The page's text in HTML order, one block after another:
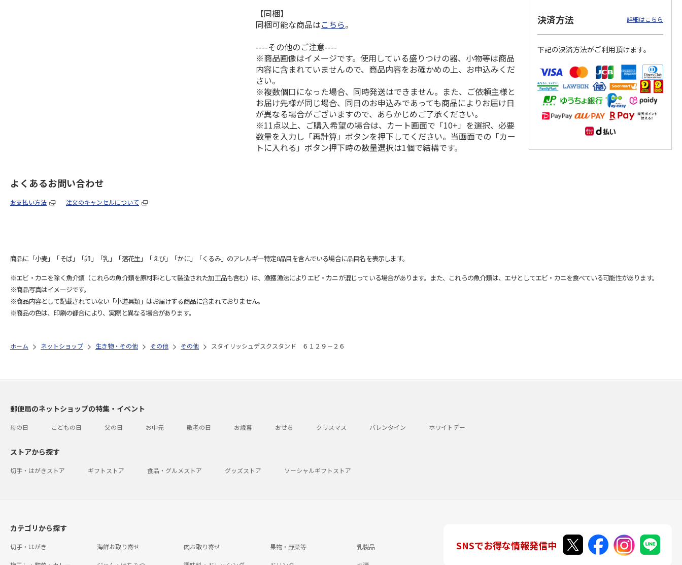
【同梱】
同梱可能な商品はこちら。
----その他のご注意----
※商品画像はイメージです。使用している盛りつけの器、小物等は商品
内容に含まれていませんので、商品内容をお確かめの上、お申込みくだ
さい。
※複数個口になった場合、同時発送はできません。また、ご依頼主様と
お届け先様が同じ場合、同日のお申込みであっても商品によりお届け日
が異なる場合がございますので、あらかじめご了承ください。
※11点以上、ご購入希望の場合は、カート画面で「10+」を選択、必要
数量を入力し「再計算」ボタンを押下してください。当画面での「カー
トに入れる」ボタン押下時の数量選択は1個で結構です。
決済方法 詳細はこちら
下記の決済方法がご利用頂けます。
よくあるお問い合わせ
お支払い方法 注文のキャンセルについて
商品に「小麦」「そば」「卵」「乳」「落花生」「えび」「かに」「くるみ」のアレルギー特定8品目を含んでいる場合に品目名を表示します。
※エビ・カニを除く魚介類（これらの魚介類を原材料として製造された加工品も含む）は、漁獲漁法によりエビ・カニが混じっている場合があります。また、これらの魚介類は、エサとしてエビ・カニを食べている可能性があります。
※商品写真はイメージです。
※商品内容として記載されていない「小道具類」はお届けする商品に含まれておりません。
※商品の色は、印刷の都合により、実際と異なる場合があります。
ホーム ネットショップ 生き物・その他 その他 その他 スタイリッシュデスクスタンド ６１２９－２６
郵便局のネットショップの特集・イベント
母の日 こどもの日 父の日 お中元 敬老の日 お歳暮 おせち クリスマス バレンタイン ホワイトデー
ストアから探す
切手・はがきストア ギフトストア 食品・グルメストア グッズストア ソーシャルギフトストア
カテゴリから探す
切手・はがき 海鮮お取り寄せ 肉お取り寄せ 果物・野菜等 乳製品 SNSでお得な情報発信中